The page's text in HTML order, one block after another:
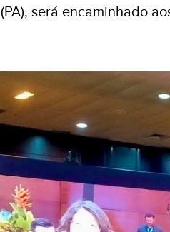
será encaminhado